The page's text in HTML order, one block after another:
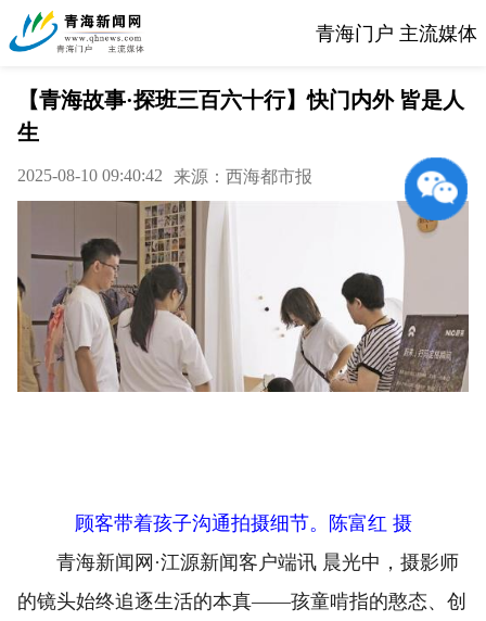
青海门户 主流媒体
【青海故事·探班三百六十行】快门内外 皆是人
生
2025-08-10 09:40:42 来源：西海都市报
顾客带着孩子沟通拍摄细节。陈富红 摄
青海新闻网·江源新闻客户端讯 晨光中，摄影师
的镜头始终追逐生活的本真——孩童啃指的憨态、创